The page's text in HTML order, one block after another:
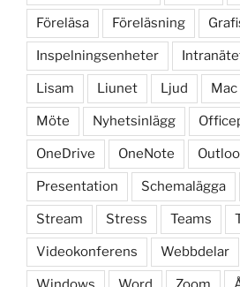
Föreläsa Föreläsning
Inspelningsenheter
Lisam Liunet Ljud Mac
Möte Nyhetsinlägg
OneDrive OneNote
Presentation Schemalägga
Stream Stress Teams
Videokonferens Webbdelar